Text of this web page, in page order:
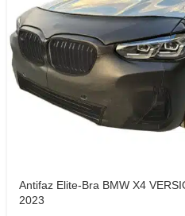
Antifaz Elite-Bra BMW X4
2023